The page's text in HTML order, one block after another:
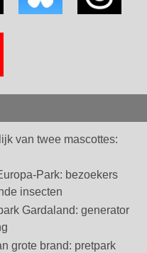
van twee mascottes:
Park: bezoekers
insecten
Gardaland: generator
grote brand: pretpark